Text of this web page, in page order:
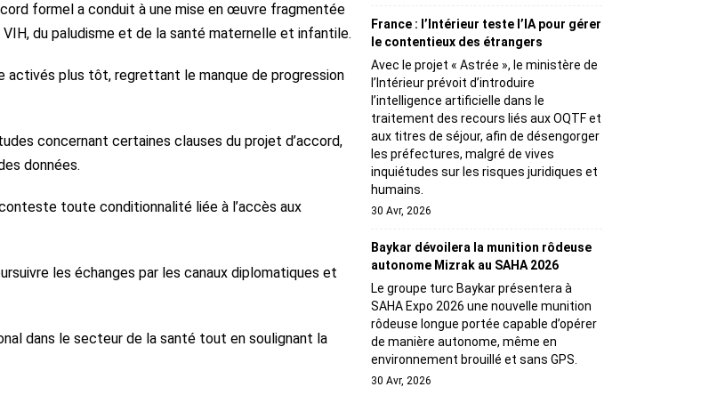
formel a conduit à une mise en œuvre fragmentée
du paludisme et de la santé maternelle et infantile.
activés plus tôt, regrettant le manque de progression
concernant certaines clauses du projet d’accord,
données.
toute conditionnalité liée à l’accès aux
les échanges par les canaux diplomatiques et
dans le secteur de la santé tout en soulignant la
France : l’Intérieur teste l’IA pour gérer
le contentieux des étrangers
Avec le projet « Astrée », le ministère de
l’Intérieur prévoit d’introduire
l’intelligence artificielle dans le
traitement des recours liés aux OQTF et
aux titres de séjour, afin de désengorger
les préfectures, malgré de vives
inquiétudes sur les risques juridiques et
humains.
30 Avr, 2026
Baykar dévoilera la munition rôdeuse
autonome Mizrak au SAHA 2026
Le groupe turc Baykar présentera à
SAHA Expo 2026 une nouvelle munition
rôdeuse longue portée capable d’opérer
de manière autonome, même en
environnement brouillé et sans GPS.
30 Avr, 2026